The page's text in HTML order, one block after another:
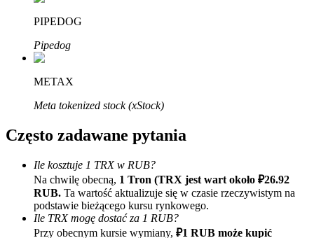
Afiliaci Bitrue
Polecaj
Zaproś przyjaciela, aby otrzymać nagrody pieniężne
PIPEDOG
Pipedog
METAX
Meta tokenized stock (xStock)
Często zadawane pytania
Ile kosztuje 1 TRX w RUB?
Na chwilę obecną, 1 Tron (TRX jest wart około ₽26.92
RUB. Ta wartość aktualizuje się w czasie rzeczywistym na
podstawie bieżącego kursu rynkowego.
Ile TRX mogę dostać za 1 RUB?
Przy obecnym kursie wymiany, ₽1 RUB może kupić